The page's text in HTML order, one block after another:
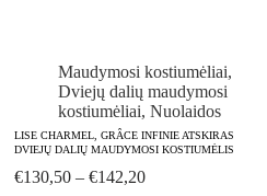
Maudymosi kostiumėliai,
Dviejų dalių maudymosi
kostiumėliai,Nuolaidos
LISE CHARMEL, GRÂCE INFINIE ATSKIRAS
DVIEJŲ DALIŲ MAUDYMOSI KOSTIUMĖLIS
€130,50 – €142,20Price